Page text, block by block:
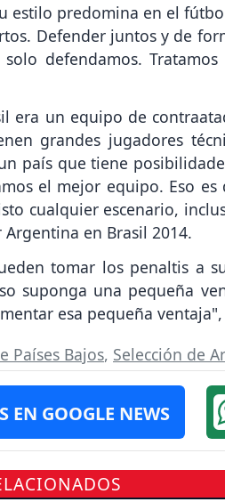
estilo predomina en el
Defender juntos y de
defendamos.
era un equipo de
grandes jugadores
país que tiene
el mejor equipo. Eso
cualquier escenario,
en Brasil 2014.
tomar los penaltis a
suponga una pequeña
esa pequeña ventaja",
Países Bajos, Selección de
EN GOOGLE NEWS